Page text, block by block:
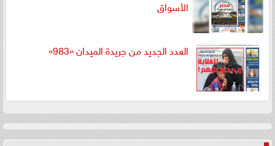
الأسواق
العدد الجديد من جريدة الميدان «983»